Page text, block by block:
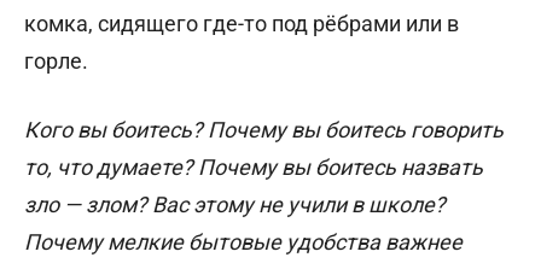
комка, сидящего где-то под рёбрами или в
горле.
Кого вы боитесь? Почему вы боитесь говорить
то, что думаете? Почему вы боитесь назвать
зло — злом? Вас этому не учили в школе?
Почему мелкие бытовые удобства важнее